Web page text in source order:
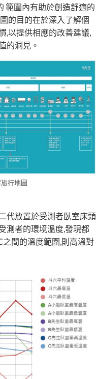
範圍內有助於創造舒適的
的目的在於深入了解個
,以提供相應的改善建議,
的洞見。
行地圖
代放置於受測者臥室床頭
測者的環境溫度,發現都
間的溫度範圍,則高溫對